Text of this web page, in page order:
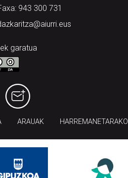
943 300 731
garatua
ARAUAK HARREMANETARAKO